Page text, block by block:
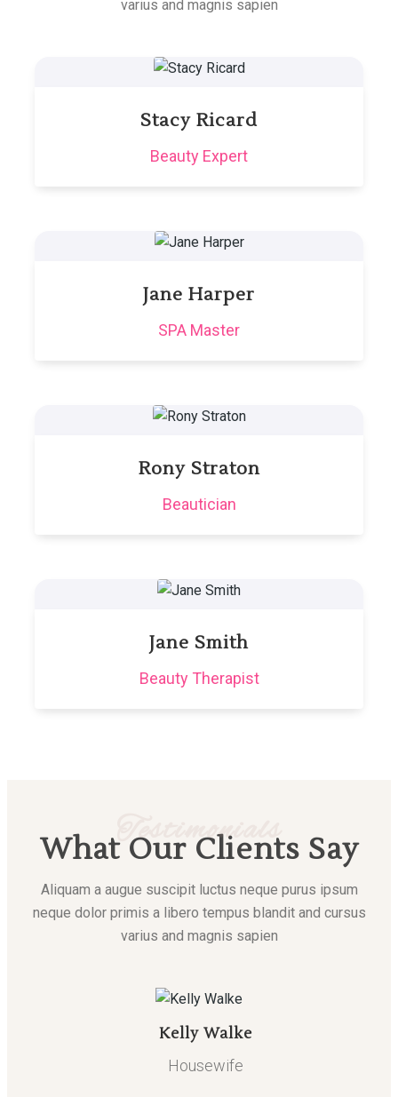
varius and magnis sapien
Stacy Ricard
Beauty Expert
Jane Harper
SPA Master
Rony Straton
Beautician
Jane Smith
Beauty Therapist
Testimonials
What Our Clients Say
Aliquam a augue suscipit luctus neque purus ipsum
neque dolor primis a libero tempus blandit and cursus
varius and magnis sapien
Kelly Walke
Housewife